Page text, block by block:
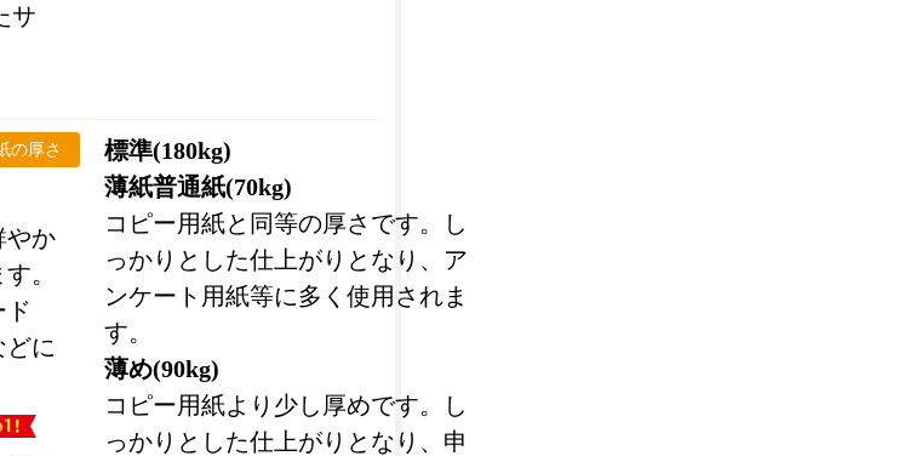
サ
やか
。
ド
に
の厚さ
標準(180kg)
薄紙普通紙(70kg)
コピー用紙と同等の厚さです。し
っかりとした仕上がりとなり、ア
ンケート用紙等に多く使用されま
す。
薄め(90kg)
コピー用紙より少し厚めです。し
っかりとした仕上がりとなり、申